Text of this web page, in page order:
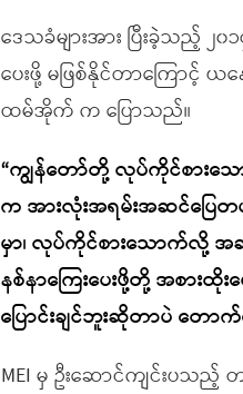
ဒေသခံများအား ပြီးခဲ့သည့် ၂၀
ပေးဖို့ မဖြစ်နိုင်တာကြော
ထမ်အိုက် က ပြောသည်။
“ကျွန်တော်တို့ လုပ်ကိုင်စားသ
က အားလုံးအရမ်းအဆင်ပြေတ
မှာ၊ လုပ်ကိုင်စားသောက်လို့ အဆ
နစ်နာကြေးပေးဖို့တို့ အစားထို
ပြောင်းချင်ဘူးဆိုတာပဲ တောက်
MEI မှ ဦးဆောင်ကျင်းပသ